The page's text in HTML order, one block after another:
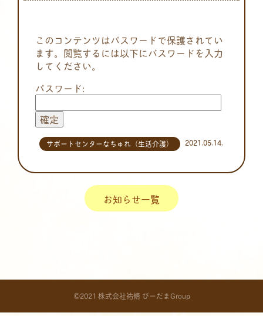
このコンテンツはパスワードで保護されてい
ます。閲覧するには以下にパスワードを入力
してください。
パスワード:
2021.05.14.
サポートセンターなちゅれ（生活介護）
お知らせ一覧
©2021 株式会社祐脩 びーだまGroup